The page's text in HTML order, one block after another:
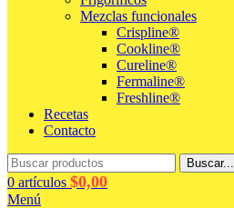
Mezclas funcionales
Crispline®
Cookline®
Cureline®
Fermaline®
Freshline®
Recetas
Contacto
Buscar...
0 artículos $0,00
Menú